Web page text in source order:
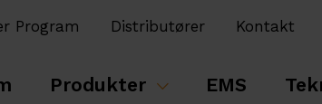
Program Distributører Kontakt
Produkter EMS